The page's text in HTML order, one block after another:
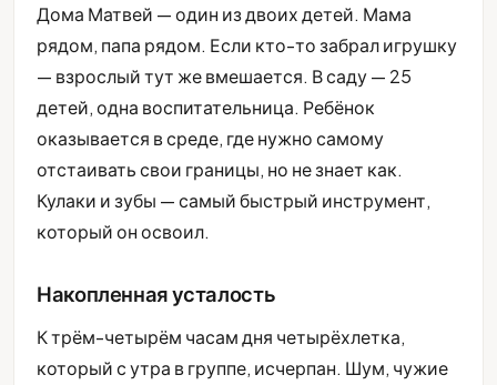
Дома Матвей — один из двоих детей. Мама
рядом, папа рядом. Если кто-то забрал игрушку
— взрослый тут же вмешается. В саду — 25
детей, одна воспитательница. Ребёнок
оказывается в среде, где нужно самому
отстаивать свои границы, но не знает как.
Кулаки и зубы — самый быстрый инструмент,
который он освоил.
Накопленная усталость
К трём-четырём часам дня четырёхлетка,
который с утра в группе, исчерпан. Шум, чужие